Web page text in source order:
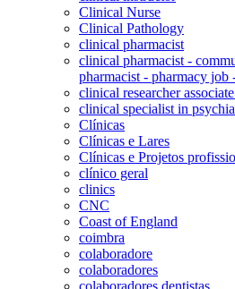
Clinical Nurse
Clinical Pathology
clinical pharmacist
clinical pharmacist -
pharmacist - pharmacy job
clinical researcher
clinical specialist in
Clínicas
Clínicas e Lares
Clínicas e Projetos
clínico geral
clinics
CNC
Coast of England
coimbra
colaboradore
colaboradores
colaboradores dentistas